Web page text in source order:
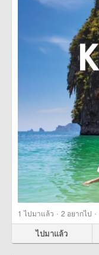
1 ไปมาแล้ว · 2 อยากไป ·
ไปมาแล้ว